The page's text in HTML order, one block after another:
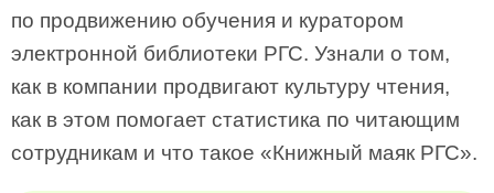
по продвижению обучения и куратором
электронной библиотеки РГС. Узнали о том,
как в компании продвигают культуру чтения,
как в этом помогает статистика по читающим
сотрудникам и что такое «Книжный маяк РГС».